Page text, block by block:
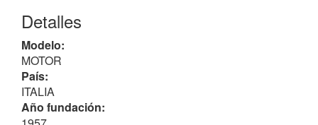
Minarelli se dedicó a la fabricación de motores y solo
fabricó motocicletas de competición...
Cronologia de la firma
1957
Lanzó los motores auxiliares "P3" y "P4" de 48 cc y el
"P75" de 75 cc, además de uno de 125 y de 150 cc,
Detalles
Modelo:
MOTOR
País:
ITALIA
Año fundación: